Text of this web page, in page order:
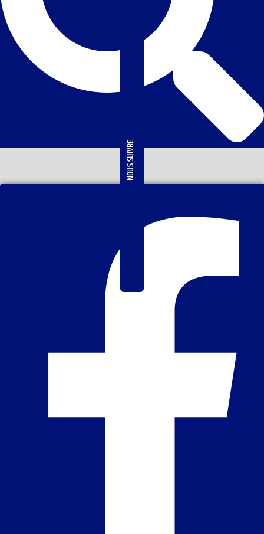
NOUS SUIVRE